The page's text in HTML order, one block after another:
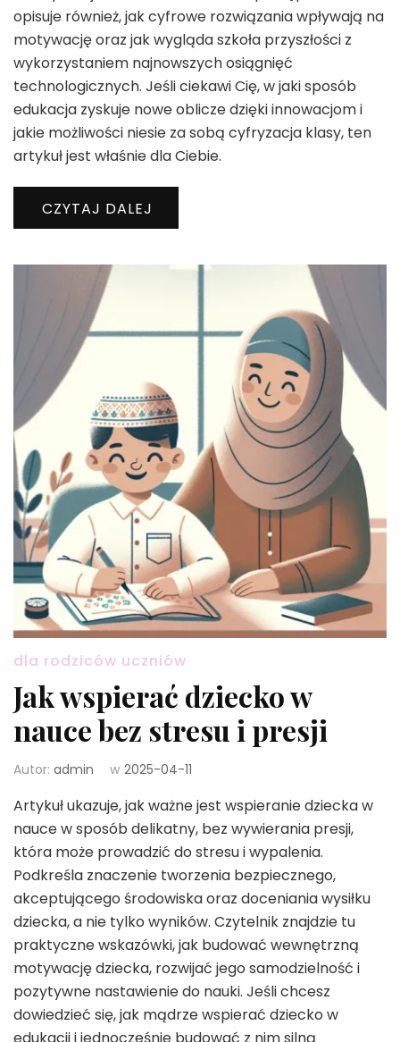
opisuje również, jak cyfrowe rozwiązania wpływają na
motywację oraz jak wygląda szkoła przyszłości z
wykorzystaniem najnowszych osiągnięć
technologicznych. Jeśli ciekawi Cię, w jaki sposób
edukacja zyskuje nowe oblicze dzięki innowacjom i
jakie możliwości niesie za sobą cyfryzacja klasy, ten
artykuł jest właśnie dla Ciebie.
CZYTAJ DALEJ
dla rodziców uczniów
Jak wspierać dziecko w
nauce bez stresu i presji
Autor: admin w 2025-04-11
Artykuł ukazuje, jak ważne jest wspieranie dziecka w
nauce w sposób delikatny, bez wywierania presji,
która może prowadzić do stresu i wypalenia.
Podkreśla znaczenie tworzenia bezpiecznego,
akceptującego środowiska oraz doceniania wysiłku
dziecka, a nie tylko wyników. Czytelnik znajdzie tu
praktyczne wskazówki, jak budować wewnętrzną
motywację dziecka, rozwijać jego samodzielność i
pozytywne nastawienie do nauki. Jeśli chcesz
dowiedzieć się, jak mądrze wspierać dziecko w